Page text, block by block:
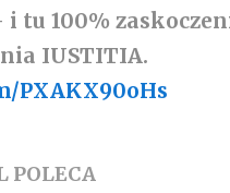
tu 100%
IUSTITIA.
PXAKX90oHs
POLECA